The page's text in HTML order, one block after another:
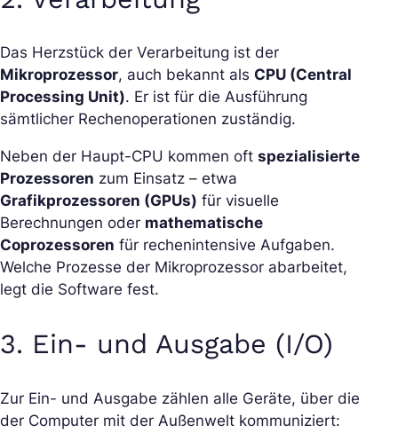
Das Herzstück der Verarbeitung ist der
Mikroprozessor, auch bekannt als CPU (Central
Processing Unit). Er ist für die Ausführung
sämtlicher Rechenoperationen zuständig.
Neben der Haupt-CPU kommen oft spezialisierte
Prozessoren zum Einsatz – etwa
Grafikprozessoren (GPUs) für visuelle
Berechnungen oder mathematische
Coprozessoren für rechenintensive Aufgaben.
Welche Prozesse der Mikroprozessor abarbeitet,
legt die Software fest.
3. Ein- und Ausgabe (I/O)
Zur Ein- und Ausgabe zählen alle Geräte, über die
der Computer mit der Außenwelt kommuniziert: